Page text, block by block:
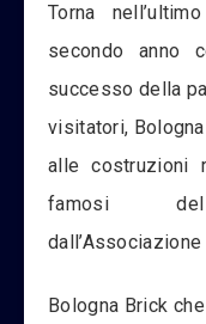
Torna
secondo anno
successo della
visitatori,
alle costruzioni
famosi
Bologna Brick